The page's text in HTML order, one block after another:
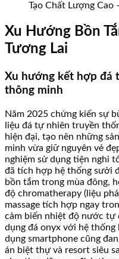
Tạo Chất Lượng Cao
Xu Hướng Bồn
Tương Lai
Xu hướng kết hợp đá
thông minh
Năm 2025 chứng kiến sự
liệu đá tự nhiên truyền
hiện đại, tạo nên những
minh vừa giữ nguyên vẻ
nghiệm sử dụng tiện nghi
đã tích hợp hệ thống sưởi
bồn tắm trong mùa đông,
độ chromatherapy (liệu
massage tích hợp ngay
cảm biến nhiệt độ nước tự
dụng đá onyx với hệ thống
dụng smartphone cũng
án biệt thự và resort siêu